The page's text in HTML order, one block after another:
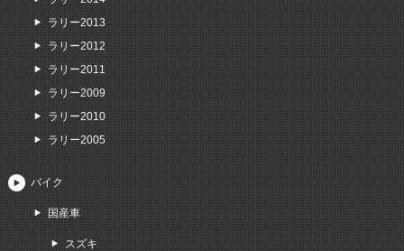
ラリー2013
ラリー2012
ラリー2011
ラリー2009
ラリー2010
ラリー2005
バイク
国産車
スズキ